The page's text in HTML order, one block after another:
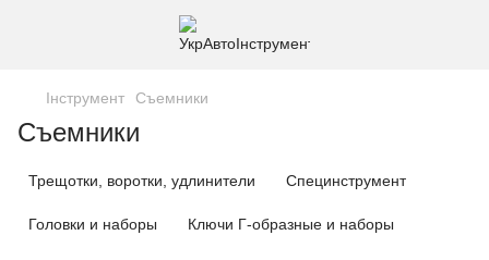
Інструмент Съемники
Съемники
Трещотки, воротки, удлинители Специнструмент
Головки и наборы Ключи Г-образные и наборы